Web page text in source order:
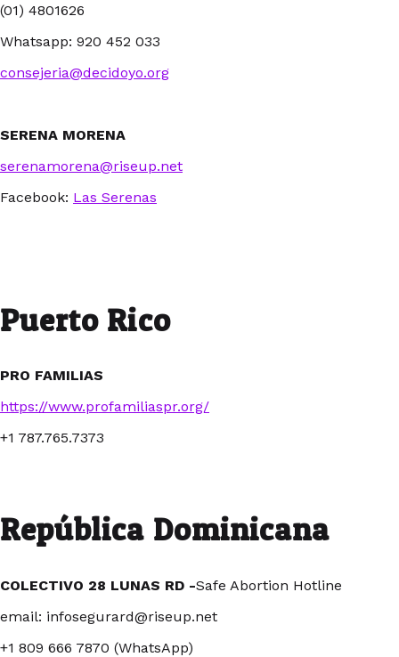
(01) 4801626
Whatsapp: 920 452 033
consejeria@decidoyo.org
SERENA MORENA
serenamorena@riseup.net
Facebook: Las Serenas
Puerto Rico
PRO FAMILIAS
https://www.profamiliaspr.org/
+1 787.765.7373
República Dominicana
COLECTIVO 28 LUNAS RD -Safe Abortion Hotline
email: infosegurard@riseup.net
+1 809 666 7870 (WhatsApp)